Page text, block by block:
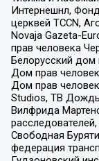
Интернешнл,
церквей TCCN,
Novaja Gazeta-
прав человека
Белорусский дом
Дом прав
Дом прав
Studios, ТВ
Вилфрида
Свободная
федерация